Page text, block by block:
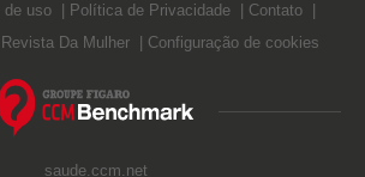
de uso Política de Privacidade
Contato
Da Mulher Configuração de cookies
saude.ccm.net